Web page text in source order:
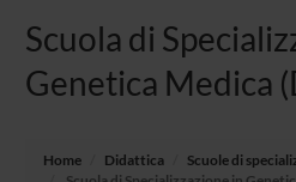
Scuola di
Genetica Medica
Home Didattica
Scuole di